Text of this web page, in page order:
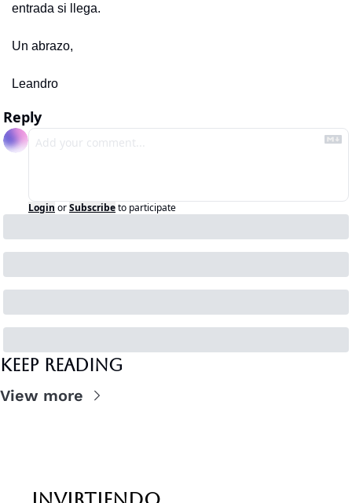
entrada si llega.
Un abrazo,
Leandro
Reply
Login orSubscribeto participate
Keep Reading
View more